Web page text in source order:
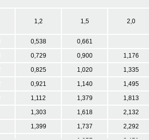
1,2 1,5 2,0
0,538
0,661
0,729 0,900
1,176
0,825 1,020
1,335
0,921 1,140
1,495
1,112 1,379
1,813
1,303 1,618
2,132
1,399 1,737
2,292